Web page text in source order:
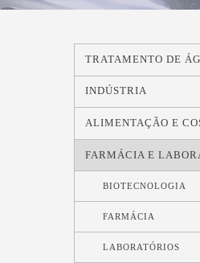
TRATAMENTO DE
INDÚSTRIA
ALIMENTAÇÃO E
FARMÁCIA E
BIOTECNOLOGIA
FARMÁCIA
LABORATÓRIOS